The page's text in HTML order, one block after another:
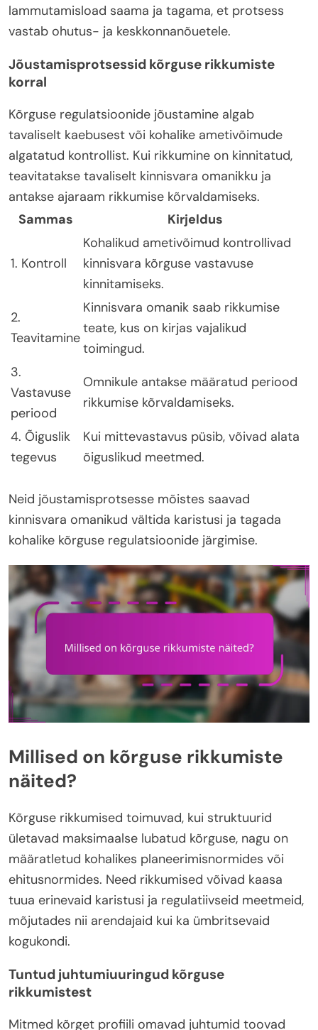
lammutamisload saama ja tagama, et protsess
vastab ohutus- ja keskkonnanõuetele.
Jõustamisprotsessid kõrguse rikkumiste
korral
Kõrguse regulatsioonide jõustamine algab
tavaliselt kaebusest või kohalike ametivõimude
algatatud kontrollist. Kui rikkumine on kinnitatud,
teavitatakse tavaliselt kinnisvara omanikku ja
antakse ajaraam rikkumise kõrvaldamiseks.
Sammas
Kirjeldus
1. Kontroll
Kohalikud ametivõimud kontrollivad
kinnisvara kõrguse vastavuse
kinnitamiseks.
2.
Teavitamine
Kinnisvara omanik saab rikkumise
teate, kus on kirjas vajalikud
toimingud.
3.
Vastavuse
periood
Omnikule antakse määratud periood
rikkumise kõrvaldamiseks.
4. Õiguslik
tegevus
Kui mittevastavus püsib, võivad alata
õiguslikud meetmed.
Neid jõustamisprotsesse mõistes saavad
kinnisvara omanikud vältida karistusi ja tagada
kohalike kõrguse regulatsioonide järgimise.
Millised on kõrguse rikkumiste
näited?
Kõrguse rikkumised toimuvad, kui struktuurid
ületavad maksimaalse lubatud kõrguse, nagu on
määratletud kohalikes planeerimisnormides või
ehitusnormides. Need rikkumised võivad kaasa
tuua erinevaid karistusi ja regulatiivseid meetmeid,
mõjutades nii arendajaid kui ka ümbritsevaid
kogukondi.
Tuntud juhtumiuuringud kõrguse
rikkumistest
Mitmed kõrget profiili omavad juhtumid toovad